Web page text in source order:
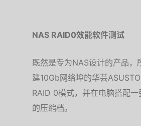
NAS RAID0效能软件测试
既然是专为NAS设计的产品
建10Gb网络埠的华芸
RAID 0模式，并在电脑搭配
的压缩档。